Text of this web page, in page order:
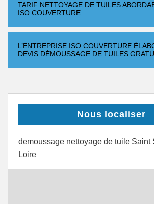
TARIF NETTOYAGE DE TUILES
ISO COUVERTURE
L’ENTREPRISE ISO COUVERTURE
DEVIS DÉMOUSSAGE DE TUILES
Nous localiser
demoussage nettoyage de tuile Saint
Loire